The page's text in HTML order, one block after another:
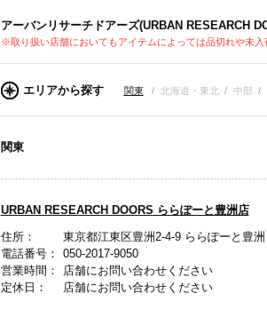
アーバンリサーチドアーズ(URBAN RESEARCH
※取り扱い店舗においてもアイテムによっては品切れや未
エリアから探す 関東 / 北海道・東北 / 中部 /
関東
URBAN RESEARCH DOORS ららぽーと豊洲店
住所：
東京都江東区豊洲2-4-9 ららぽーと豊
電話番号：
050-2017-9050
営業時間：
店舗にお問い合わせください
定休日：
店舗にお問い合わせください